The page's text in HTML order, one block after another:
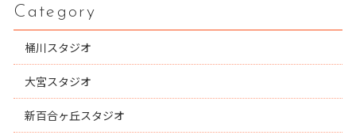
Category
桶川スタジオ
大宮スタジオ
新百合ヶ丘スタジオ